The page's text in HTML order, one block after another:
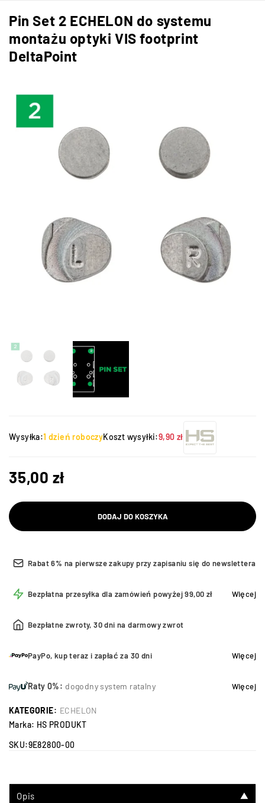
Pin Set 2 ECHELON do systemu
montażu optyki VIS footprint
DeltaPoint
Wysyłka:1 dzień roboczyKoszt wysyłki:9,90 zł
35,00 zł
DODAJ DO KOSZYKA
Rabat 6% na pierwsze zakupy przy zapisaniu się do newslettera
Bezpłatna przesyłka dla zamówień powyżej 99,00 zł Więcej
Bezpłatne zwroty, 30 dni na darmowy zwrot
PayPo, kup teraz i zapłać za 30 dni Więcej
Raty 0%: dogodny system ratalny Więcej
KATEGORIE: ECHELON
Marka: HS PRODUKT
SKU:9E82800-00
Opis ▼